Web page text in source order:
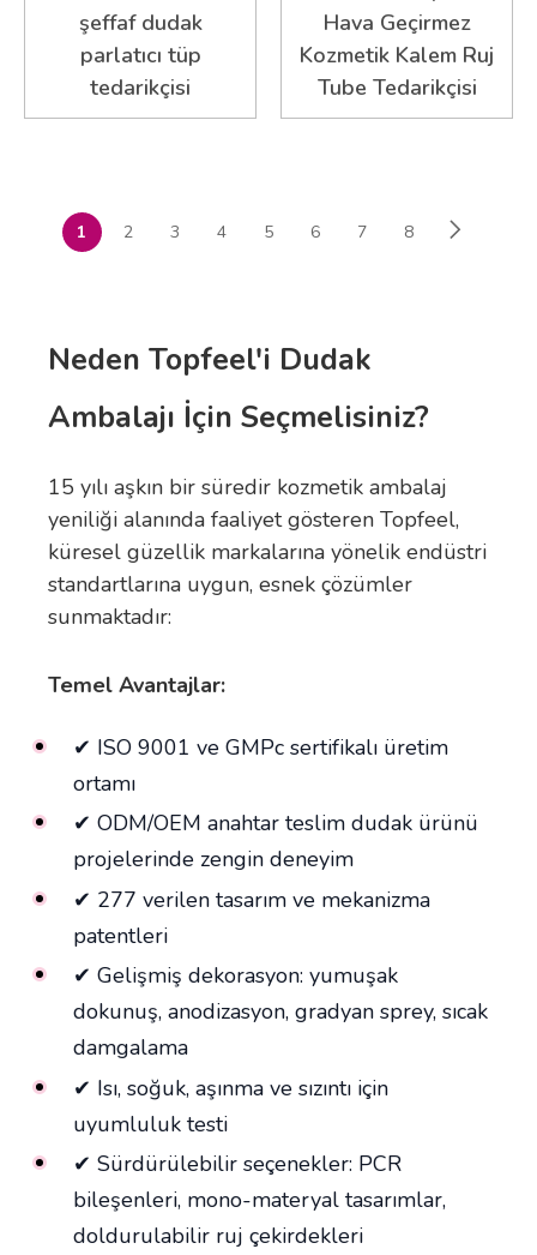
şeffaf dudak
parlatıcı tüp
tedarikçisi
Hava Geçirmez
Kozmetik Kalem Ruj
Tube Tedarikçisi
1 2 3 4 5 6 7 8
Neden Topfeel'i Dudak
Ambalajı İçin Seçmelisiniz?
15 yılı aşkın bir süredir kozmetik ambalaj
yeniliği alanında faaliyet gösteren Topfeel,
küresel güzellik markalarına yönelik endüstri
standartlarına uygun, esnek çözümler
sunmaktadır:
Temel Avantajlar:
✔ ISO 9001 ve GMPc sertifikalı üretim
ortamı
✔ ODM/OEM anahtar teslim dudak ürünü
projelerinde zengin deneyim
✔ 277 verilen tasarım ve mekanizma
patentleri
✔ Gelişmiş dekorasyon: yumuşak
dokunuş, anodizasyon, gradyan sprey, sıcak
damgalama
✔ Isı, soğuk, aşınma ve sızıntı için
uyumluluk testi
✔ Sürdürülebilir seçenekler: PCR
bileşenleri, mono-materyal tasarımlar,
doldurulabilir ruj çekirdekleri